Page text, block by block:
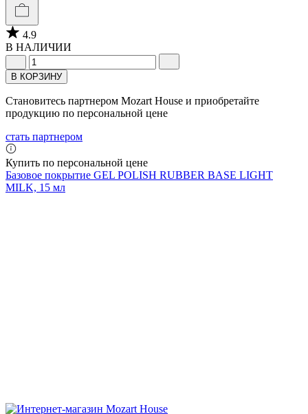
4.9
В НАЛИЧИИ
В КОРЗИНУ
Становитесь партнером Mozart House и приобретайте
продукцию по персональной цене
стать партнером
Купить по персональной цене
Базовое покрытие GEL POLISH RUBBER BASE LIGHT
MILK, 15 мл